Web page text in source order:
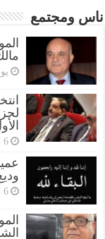
ناس ومجتمع
‏6 أيام مضت
‏6 أيام مضت